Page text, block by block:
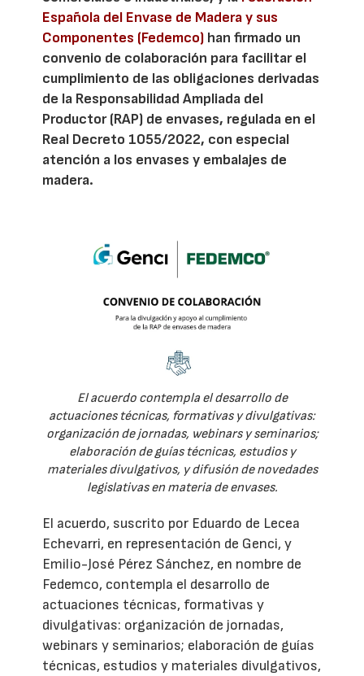
Española del Envase de Madera y sus
Componentes (Fedemco) han firmado un
convenio de colaboración para facilitar el
cumplimiento de las obligaciones derivadas
de la Responsabilidad Ampliada del
Productor (RAP) de envases, regulada en el
Real Decreto 1055/2022, con especial
atención a los envases y embalajes de
madera.
El acuerdo contempla el desarrollo de
actuaciones técnicas, formativas y divulgativas:
organización de jornadas, webinars y seminarios;
elaboración de guías técnicas, estudios y
materiales divulgativos, y difusión de novedades
legislativas en materia de envases.
El acuerdo, suscrito por Eduardo de Lecea
Echevarri, en representación de Genci, y
Emilio-José Pérez Sánchez, en nombre de
Fedemco, contempla el desarrollo de
actuaciones técnicas, formativas y
divulgativas: organización de jornadas,
webinars y seminarios; elaboración de guías
técnicas, estudios y materiales divulgativos,